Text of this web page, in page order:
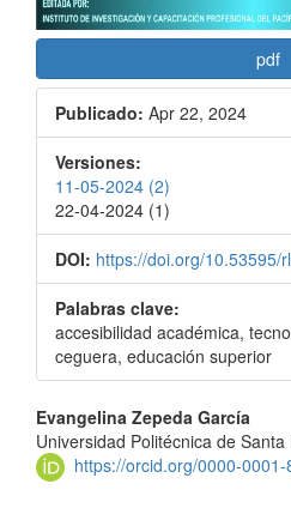
pdf
Publicado: Apr 22, 2024
Versiones:
11-05-2024 (2)
22-04-2024 (1)
DOI: https://doi.org/10.53595/
Palabras clave:
accesibilidad académica,
ceguera, educación superior
Contenido
principal
Evangelina Zepeda García
Universidad Politécnica de
https://orcid.org/0000-